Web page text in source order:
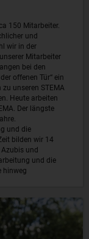
150 Mitarbeiter.
und
wir in der
Mitarbeiter
bei den
offenen Tür“ ein
unseren STEMA
Heute arbeiten
Der längste
und die
bilden wir 14
und
und die
hinweg